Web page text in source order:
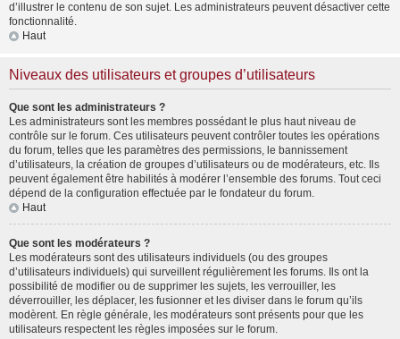
d’illustrer le contenu de son sujet. Les administrateurs peuvent désactiver cette
fonctionnalité.
Haut
Niveaux des utilisateurs et groupes d’utilisateurs
Que sont les administrateurs ?
Les administrateurs sont les membres possédant le plus haut niveau de
contrôle sur le forum. Ces utilisateurs peuvent contrôler toutes les opérations
du forum, telles que les paramètres des permissions, le bannissement
d’utilisateurs, la création de groupes d’utilisateurs ou de modérateurs, etc. Ils
peuvent également être habilités à modérer l’ensemble des forums. Tout ceci
dépend de la configuration effectuée par le fondateur du forum.
Haut
Que sont les modérateurs ?
Les modérateurs sont des utilisateurs individuels (ou des groupes
d’utilisateurs individuels) qui surveillent régulièrement les forums. Ils ont la
possibilité de modifier ou de supprimer les sujets, les verrouiller, les
déverrouiller, les déplacer, les fusionner et les diviser dans le forum qu’ils
modèrent. En règle générale, les modérateurs sont présents pour que les
utilisateurs respectent les règles imposées sur le forum.